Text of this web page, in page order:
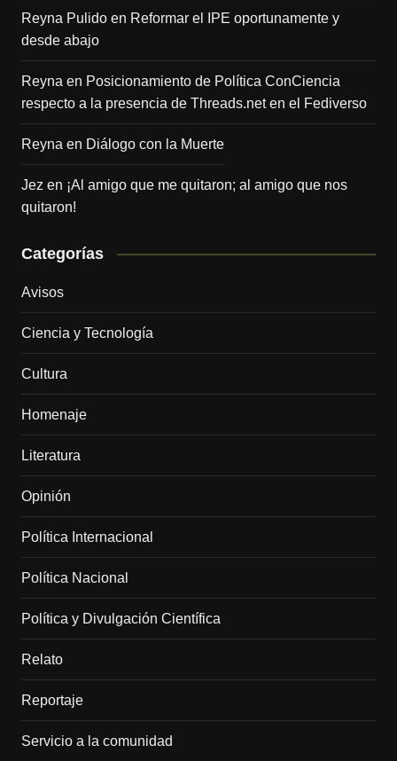
Reyna Pulidoen Reformar el IPE oportunamente y
desde abajo
Reyna en Posicionamiento de Política ConCiencia
respecto a la presencia de Threads.net en el Fediverso
Reyna en Diálogo con la Muerte
Jez en ¡Al amigo que me quitaron; al amigo que nos
quitaron!
Categorías
Avisos
Ciencia y Tecnología
Cultura
Homenaje
Literatura
Opinión
Política Internacional
Política Nacional
Política y Divulgación Científica
Relato
Reportaje
Servicio a la comunidad